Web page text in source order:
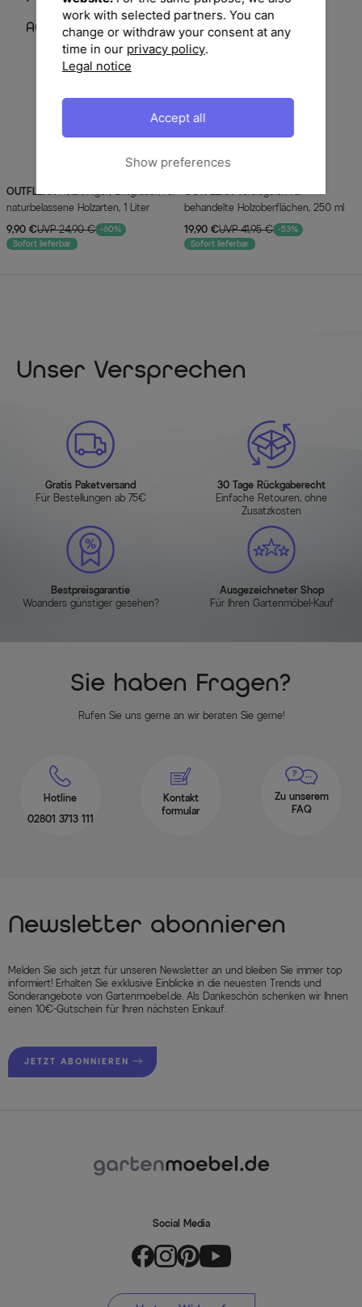
Aus dieser Serie
OUTFLEXX
naturbelassene Holzarten, 1 Liter
9,90 €UVP 24,90 € -60%
Sofort lieferbar
behandelte Holzoberflächen, 250 ml
19,90 €UVP 41,95 € -53%
Sofort lieferbar
Unser Versprechen
Gratis Paketversand
Für Bestellungen ab 75€
30 Tage Rückgaberecht
Einfache Retouren, ohne
Zusatzkosten
Bestpreisgarantie
Woanders günstiger gesehen?
Ausgezeichneter Shop
Für Ihren Gartenmöbel-Kauf
Sie haben Fragen?
Rufen Sie uns gerne an wir beraten Sie gerne!
Hotline
02801 3713 111
Kontakt
formular
Zu unserem
FAQ
Newsletter abonnieren
Melden Sie sich jetzt für unseren Newsletter an und bleiben Sie immer top
informiert! Erhalten Sie exklusive Einblicke in die neuesten Trends und
Sonderangebote von Gartenmoebel.de. Als Dankeschön schenken wir Ihnen
einen 10€-Gutschein für Ihren nächsten Einkauf.
JETZT ABONNIEREN
Social Media
work with selected partners. You can
change or withdraw your consent at any
time in our privacy policy.
Legal notice
Show preferences
Accept all